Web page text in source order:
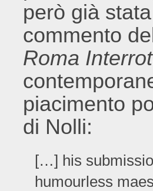
però già
commento
Roma
piacimento
di Nolli:
[…] his
humourless